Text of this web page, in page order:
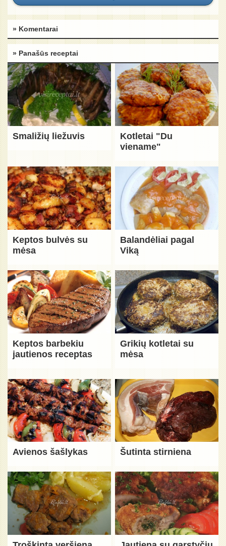
» Komentarai
» Panašūs receptai
Smaližių liežuvis
Kotletai "Du
viename"
Keptos bulvės su
mėsa
Balandėliai pagal
Viką
Keptos barbekiu
jautienos receptas
Grikių kotletai su
mėsa
Avienos šašlykas Šutinta stirniena